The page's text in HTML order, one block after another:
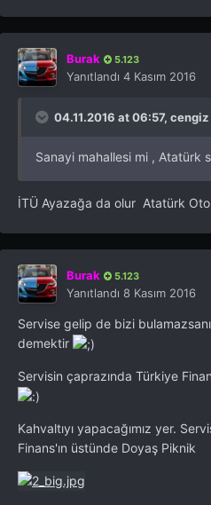
Burak 5.123
Yanıtlandı 4 Kasım 2016
04.11.2016 at 06:57, cengiz
Sanayi mahallesi mi , Atatürk
İTÜ Ayazağa da olur Atatürk Oto
Burak 5.123
Yanıtlandı 8 Kasım 2016
Servise gelip de bizi
demektir
Servisin çaprazında Türkiye
Kahvaltıyı yapacağımız yer.
Finans'ın üstünde Doyaş Piknik